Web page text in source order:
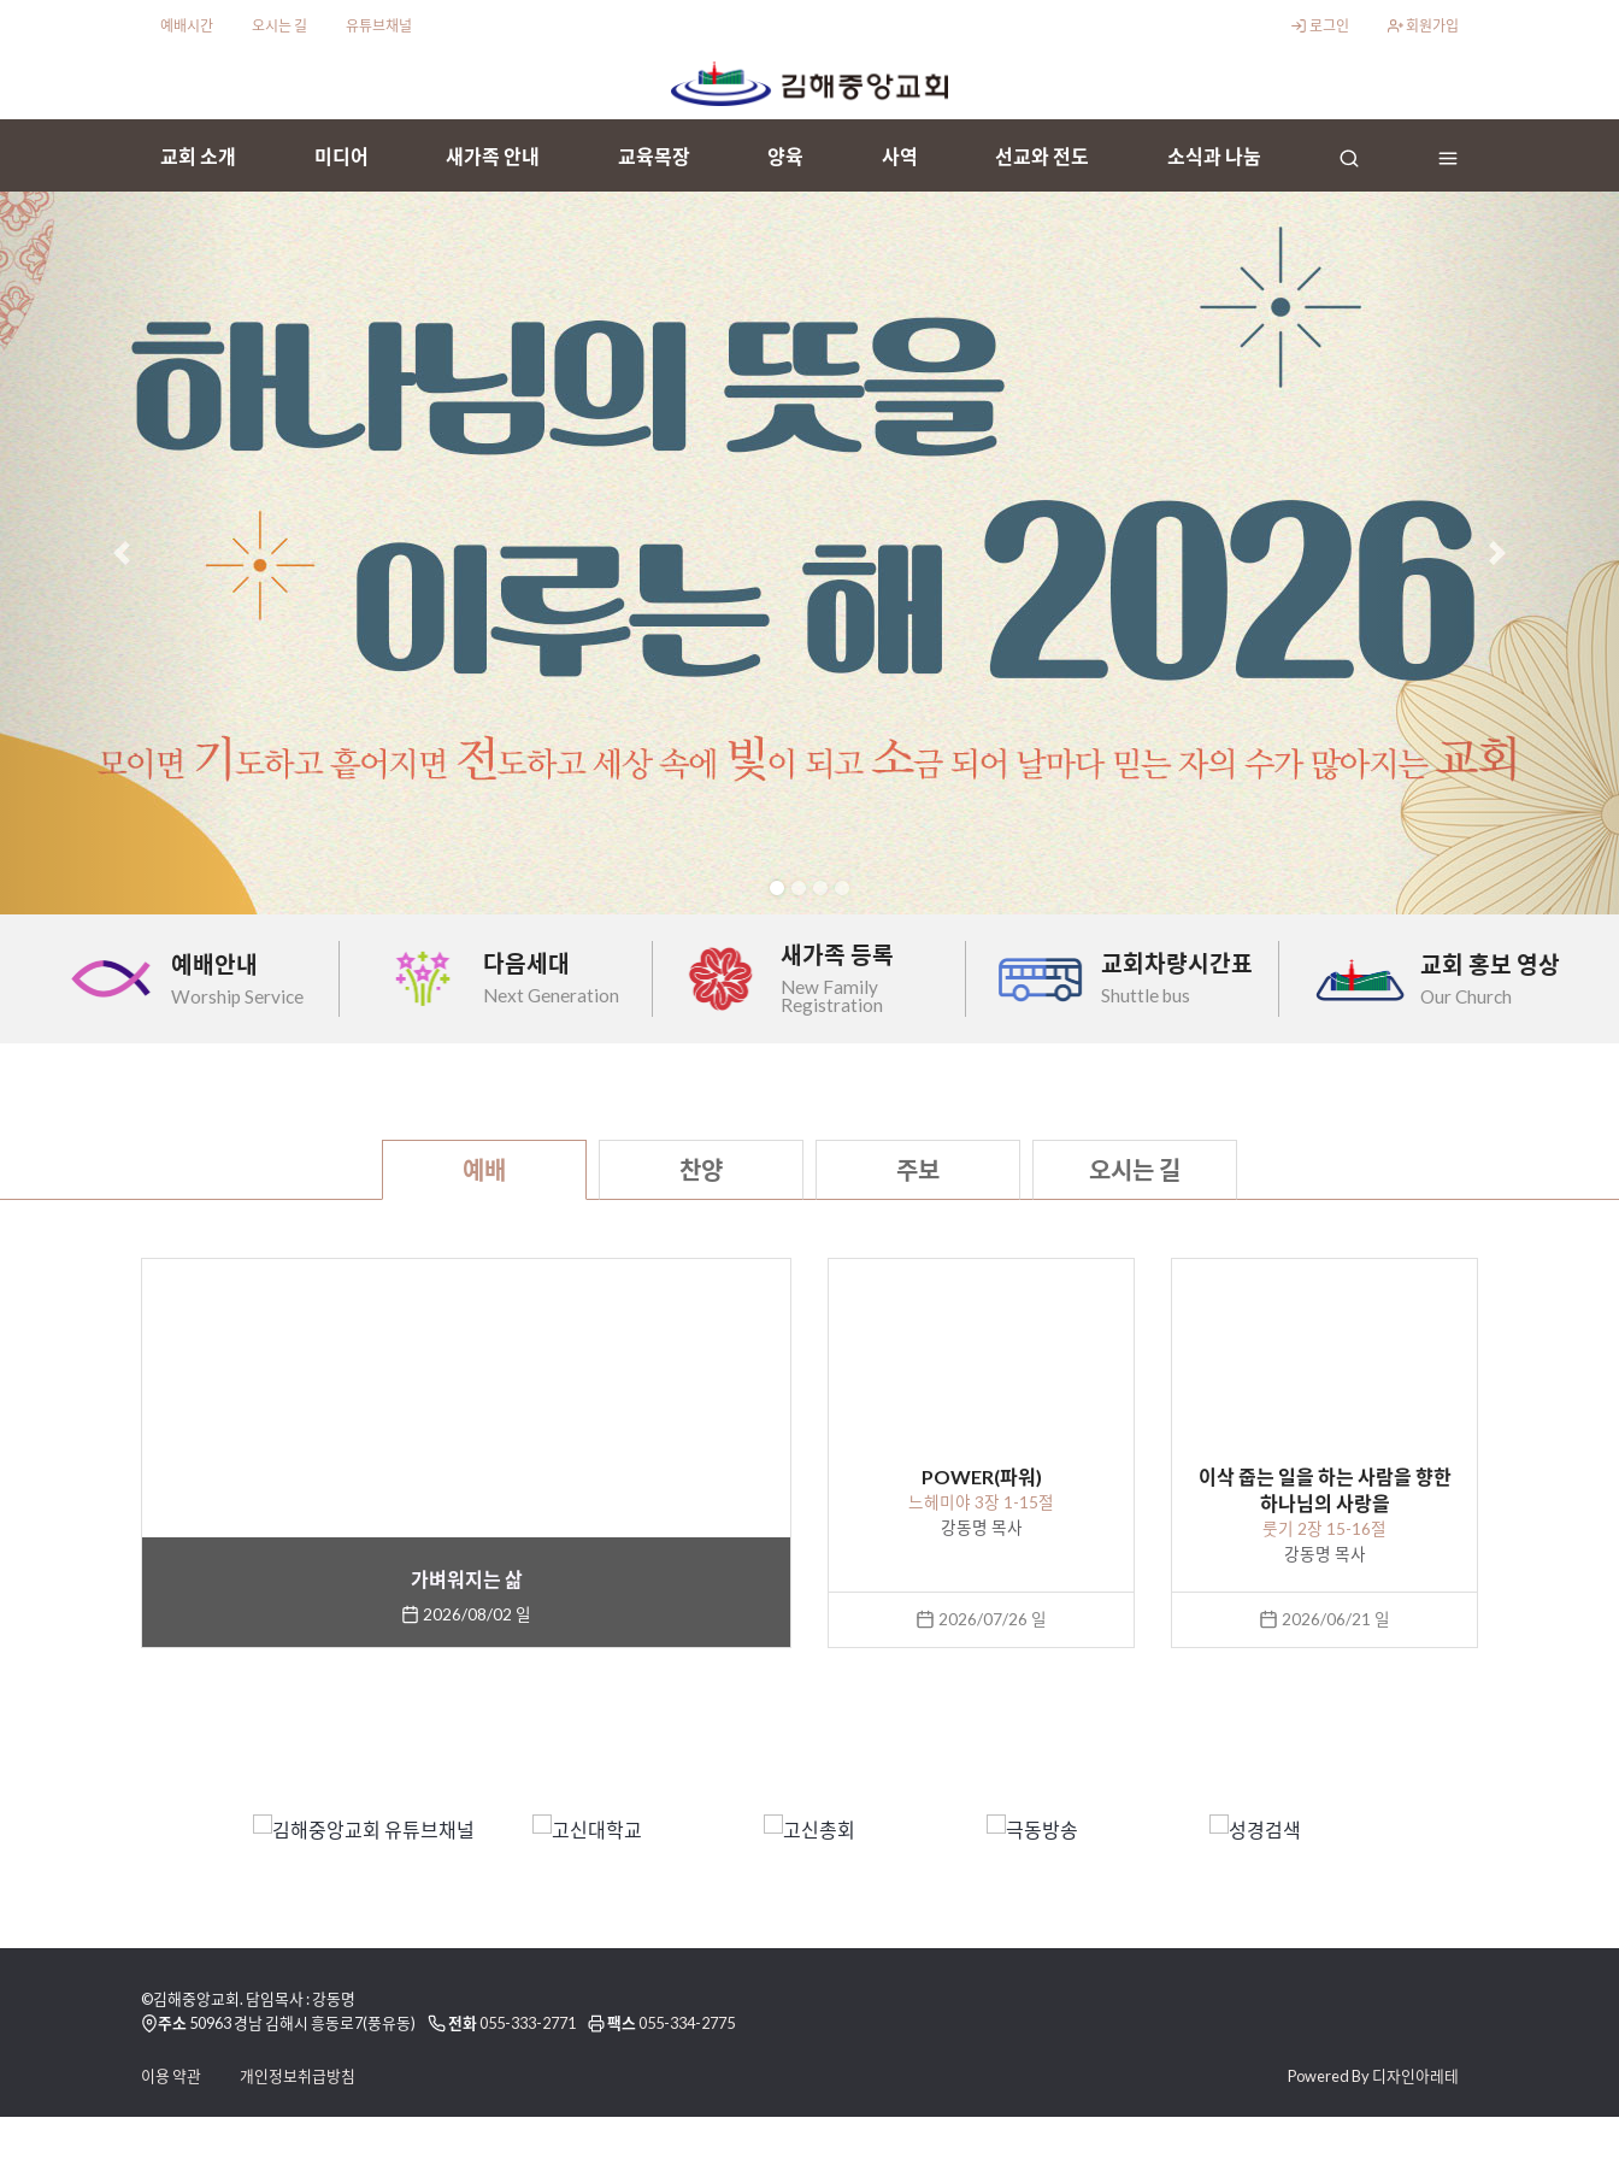
예배시간 오시는 길 유튜브채널 로그인 회원가입
교회 소개 미디어 새가족 안내 교육목장 양육 사역 선교와 전도 소식과 나눔
이전 다음
예배안내
Worship Service
다음세대
Next Generation
새가족 등록
New Family
Registration
교회차량시간표
Shuttle bus
교회 홍보 영상
Our Church
예배 찬양 주보 오시는 길
가벼워지는 삶
2026/08/02 일
POWER(파워)
느헤미야 3장 1-15절
강동명 목사
2026/07/26 일
이삭 줍는 일을 하는 사람을 향한
하나님의 사랑을
룻기 2장 15-16절
강동명 목사
2026/06/21 일
©김해중앙교회. 담임목사 : 강동명
주소50963 경남 김해시 흥동로7(풍유동) 전화055-333-2771 팩스055-334-2775
이용 약관 개인정보취급방침 Powered By 디자인아레테